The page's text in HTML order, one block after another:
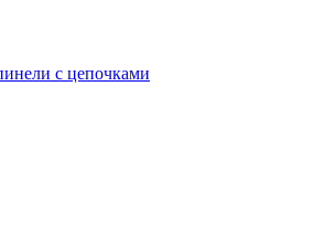
с цепочками